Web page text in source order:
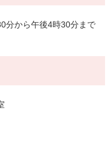
から午後4時30分まで